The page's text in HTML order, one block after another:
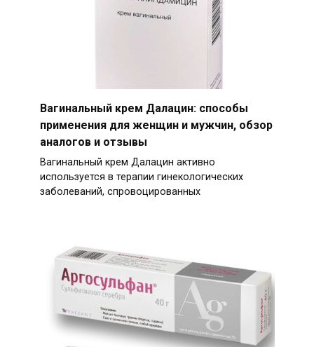
Вагинальный крем Далацин: способы
применения для женщин и мужчин, обзор
аналогов и отзывы
Вагинальный крем Далацин активно
используется в терапии гинекологических
заболеваний, спровоцированных